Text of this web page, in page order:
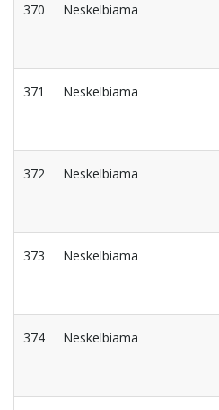
370 Neskelbiama
371 Neskelbiama
372 Neskelbiama
373 Neskelbiama
374 Neskelbiama